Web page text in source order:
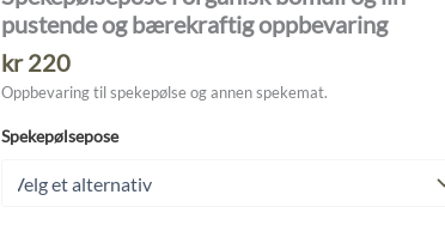
pustende og bærekraftig oppbevaring
kr220
Oppbevaring til spekepølse og annen spekemat.
Spekepølsepose